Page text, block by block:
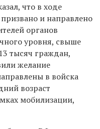
что в ходе
и направлено
органов
уровня, свыше
тысяч граждан,
желание
в войска
возраст
мобилизации,